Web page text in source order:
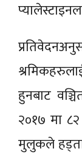
हुनबाट
२०१७ मा
मुलुकले